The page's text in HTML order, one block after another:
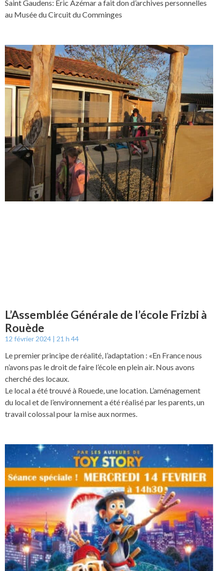
Saint Gaudens: Eric Azémar a fait don d’archives personnelles
au Musée du Circuit du Comminges
L’Assemblée Générale de l’école Frizbi à
Rouède
12 février 2024 21 h 44
Le premier principe de réalité, l’adaptation : «En France nous
n’avons pas le droit de faire l’école en plein air. Nous avons
cherché des locaux.
Le local a été trouvé à Rouede, une location. L’aménagement
du local et de l’environnement a été réalisé par les parents, un
travail colossal pour la mise aux normes.